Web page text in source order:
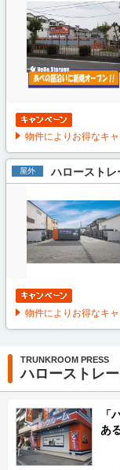
物件によりお得なキ
屋外 ハローストレ
物件によりお得なキ
TRUNKROOM PRESS
ハローストレ
「
あ